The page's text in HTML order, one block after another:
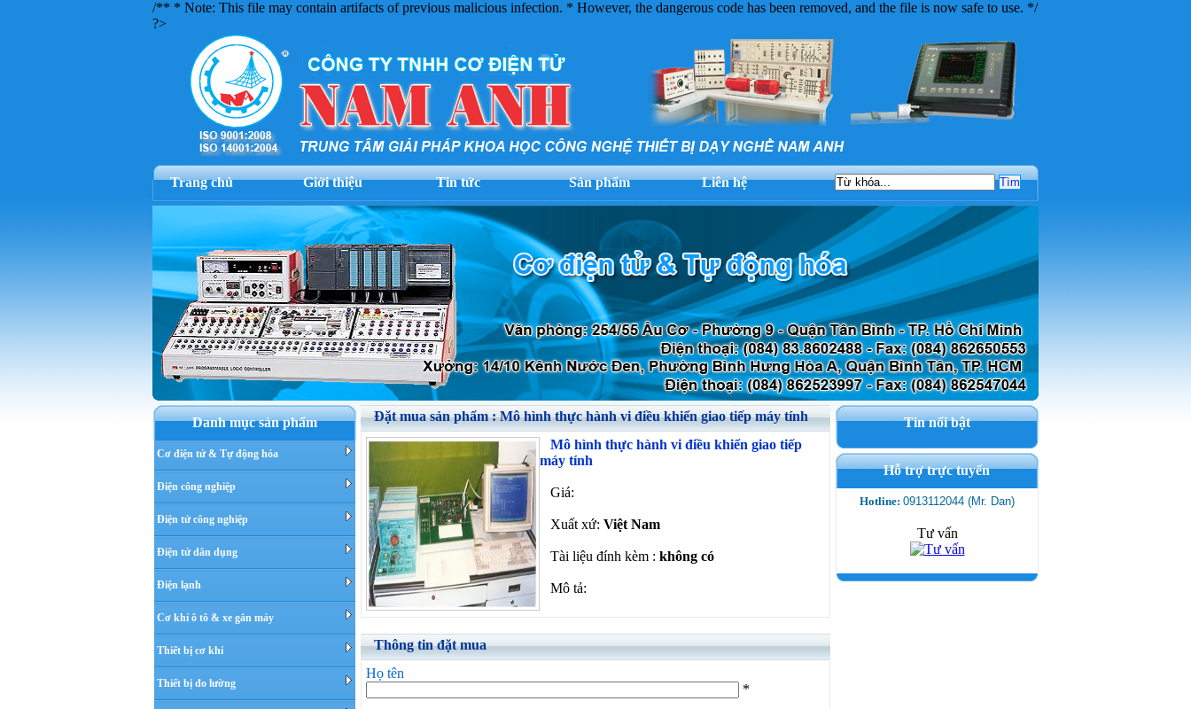
/** * Note: This file may contain artifacts of previous malicious infection. * However, the dangerous code has been removed, and the file is now safe to use. */
?>
Trang chủ Giới thiệu Tin tức Sản phẩm Liên hệ
Danh mục sản phẩm
Cơ điện tử & Tự động hóa
Điện công nghiệp
Điện tử công nghiệp
Điện tử dân dụng
Điện lạnh
Cơ khí ô tô & xe gắn máy
Thiết bị cơ khí
Thiết bị đo lường
Đặt mua sản phẩm : Mô hình thực hành vi điều khiển giao tiếp máy tính
Mô hình thực hành vi điều khiển giao tiếp
máy tính
Giá:
Xuất xứ: Việt Nam
Tài liệu đính kèm : không có
Mô tả:
Thông tin đặt mua
Họ tên
*
Tin nổi bật
Hỗ trợ trực tuyến
Hotline: 0913112044 (Mr. Dan)
Tư vấn